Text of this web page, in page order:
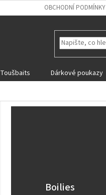
OBCHODNÍ PODMÍNKY
Toušbaits Dárkové poukazy
Boilies